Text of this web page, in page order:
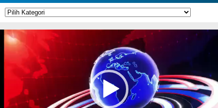
Kategori
Pemutar
Video